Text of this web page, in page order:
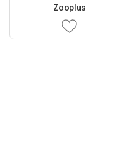
Zooplus